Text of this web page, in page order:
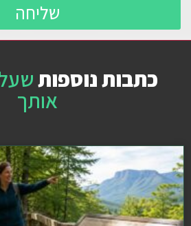
שליחה
כתבות נוספות
אותך